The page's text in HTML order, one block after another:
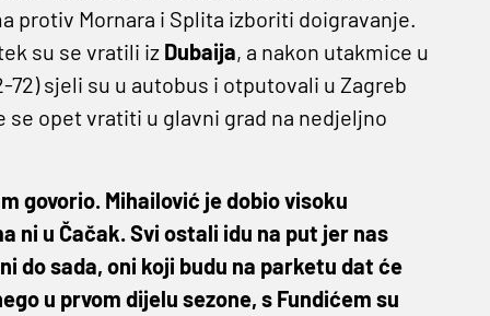
protiv Mornara i Splita izboriti doigravanje.
su se vratili iz Dubaija, a nakon utakmice u
72) sjeli su u autobus i otputovali u Zagreb
opet vratiti u glavni grad na nedjeljno
govorio. Mihailović je dobio visoku
ni u Čačak. Svi ostali idu na put jer nas
do sada, oni koji budu na parketu dat će
u prvom dijelu sezone, s Fundićem su